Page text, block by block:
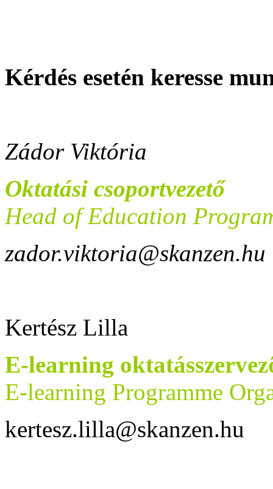
Kérdés esetén keresse
Zádor Viktória
Oktatási csoportvezető
Head of Education
zador.viktoria@skanzen.hu
Kertész Lilla
E-learning
E-learning Programme
kertesz.lilla@skanzen.hu